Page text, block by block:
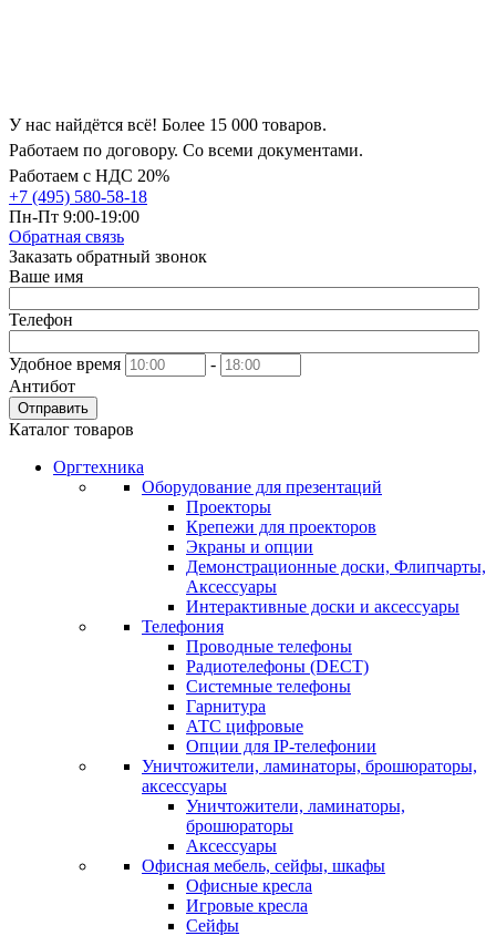
У нас найдётся всё! Более 15 000 товаров.
Работаем по договору. Со всеми документами.
Работаем с НДС 20%
+7 (495) 580-58-18
Пн-Пт 9:00-19:00
Обратная связь
Заказать обратный звонок
Ваше имя
Телефон
Удобное время
-
Антибот
Отправить
Каталог товаров
Оргтехника
Оборудование для презентаций
Проекторы
Крепежи для проекторов
Экраны и опции
Демонстрационные доски, Флипчарты,
Аксессуары
Интерактивные доски и аксессуары
Телефония
Проводные телефоны
Радиотелефоны (DECT)
Системные телефоны
Гарнитура
АТС цифровые
Опции для IP-телефонии
Уничтожители, ламинаторы, брошюраторы,
аксессуары
Уничтожители, ламинаторы,
брошюраторы
Аксессуары
Офисная мебель, сейфы, шкафы
Офисные кресла
Игровые кресла
Сейфы